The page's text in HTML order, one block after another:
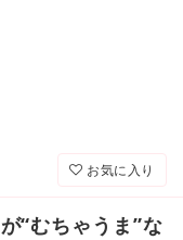
お気に入り
“むちゃうま”な